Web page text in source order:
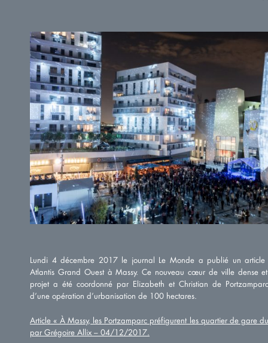
Lundi 4 décembre 2017 le journal Le Monde a publié un article
Atlantis Grand Ouest à Massy. Ce nouveau cœur de ville dense
projet a été coordonné par Elizabeth et Christian de
d’une opération d’urbanisation de 100 hectares.
Article « À Massy, les Portzamparc préfigurent les quartier de gare
par Grégoire Allix – 04/12/2017.